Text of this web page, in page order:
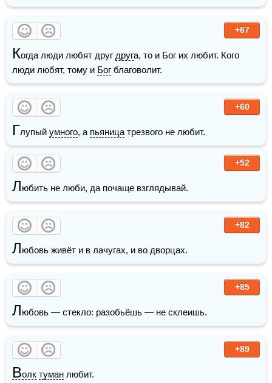
+67
Когда люди любят друг друга, то и Бог их любит. Кого
люди любят, тому и Бог благоволит.
+60
Глупый умного, а пьяница трезвого не любит.
+52
Любить не люби, да почаще взглядывай.
+82
Любовь живёт и в лачугах, и во дворцах.
+85
Любовь — стекло: разобьёшь — не склеишь.
+89
Волк туман любит.